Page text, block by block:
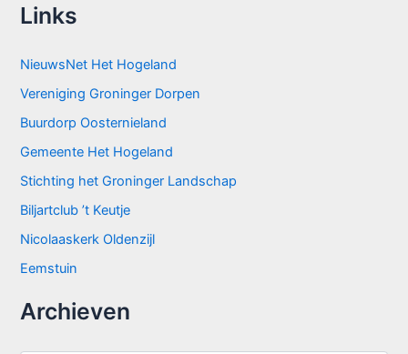
Links
NieuwsNet Het Hogeland
Vereniging Groninger Dorpen
Buurdorp Oosternieland
Gemeente Het Hogeland
Stichting het Groninger Landschap
Biljartclub ’t Keutje
Nicolaaskerk Oldenzijl
Eemstuin
Archieven